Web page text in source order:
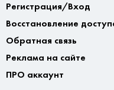
Регистрация/Вход
Восстановление
Обратная связь
Реклама на сайте
ПРО аккаунт